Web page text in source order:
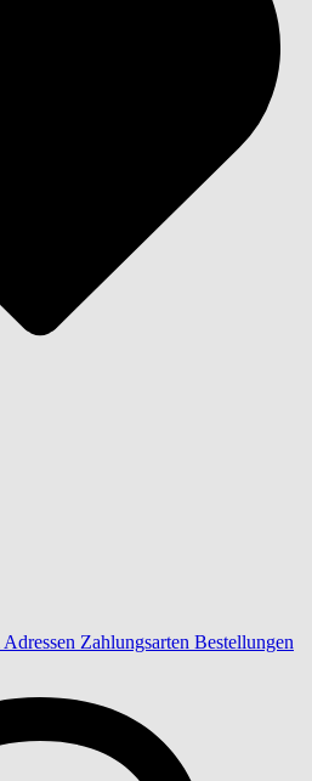
Adressen Zahlungsarten Bestellungen